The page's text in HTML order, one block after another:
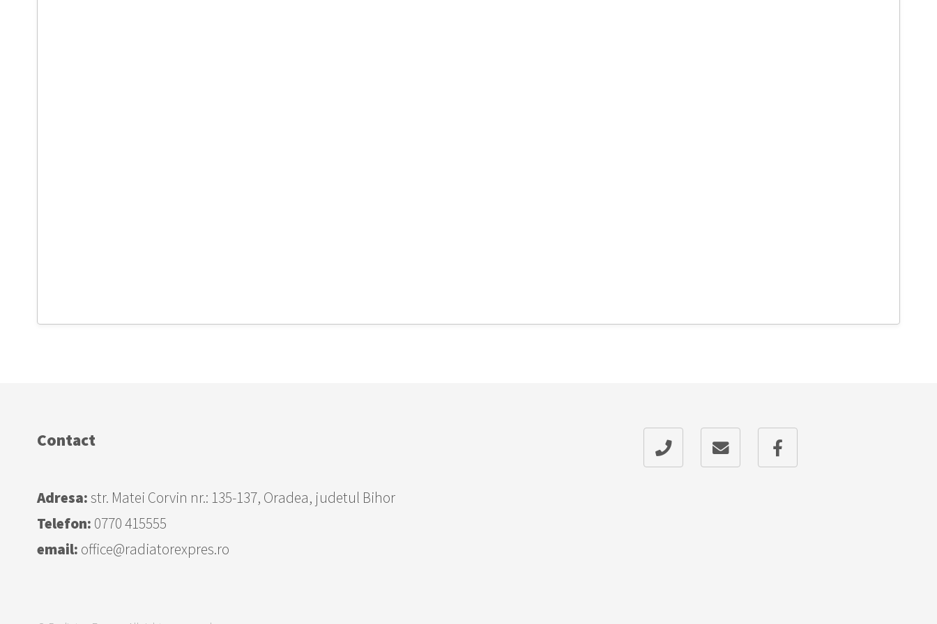
Contact
Adresa:str. Matei Corvin nr.: 135-137, Oradea, judetul Bihor
Telefon: 0770 415555
email: office@radiatorexpres.ro